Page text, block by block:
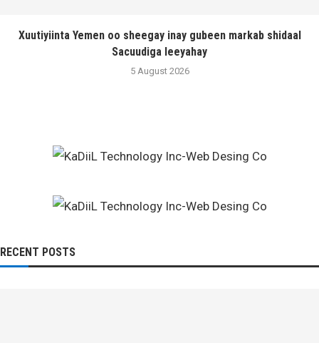
Xuutiyiinta Yemen oo sheegay inay gubeen markab shidaal
Sacuudiga leeyahay
5 August 2026
RECENT POSTS